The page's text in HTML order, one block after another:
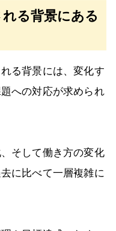
る背景にある
る背景には、変化す
への対応が求められ
そして働き方の変化
に比べて一層複雑に